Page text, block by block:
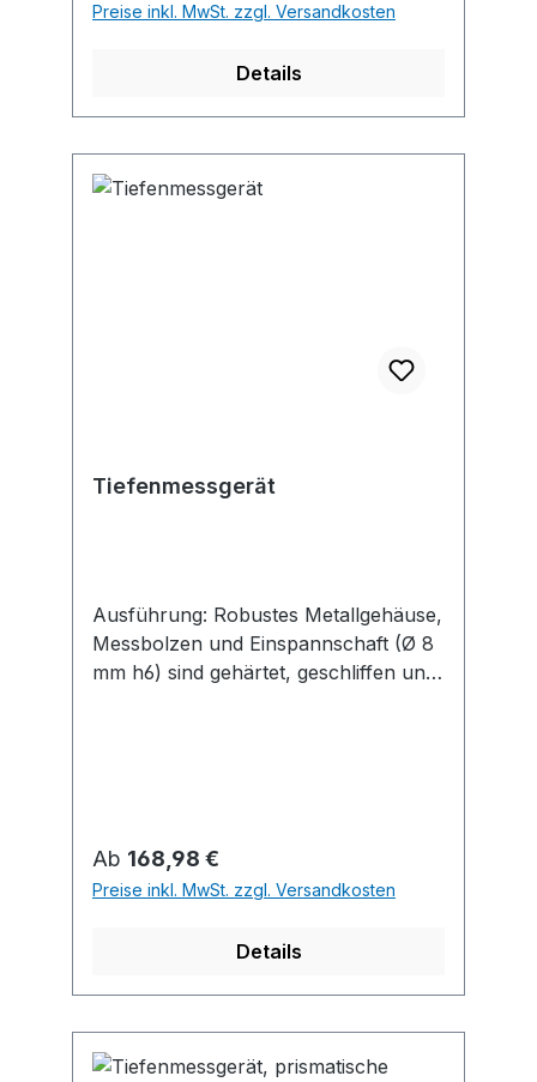
Preise inkl. MwSt. zzgl. Versandkosten
Details
Tiefenmessgerät
Ausführung: Robustes Metallgehäuse,
Messbolzen und Einspannschaft (Ø 8
mm h6) sind gehärtet, geschliffen und
Regulärer Preis:
Ab 168,98 €
Preise inkl. MwSt. zzgl. Versandkosten
Details